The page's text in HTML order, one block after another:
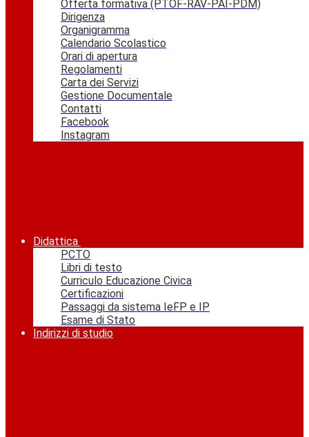
Offerta formativa (PTOF-RAV-PAI-PDM)
Dirigenza
Organigramma
Calendario Scolastico
Orari di apertura
Regolamenti
Carta dei Servizi
Gestione Documentale
Contatti
Facebook
Instagram
Didattica
PCTO
Libri di testo
Curriculo Educazione Civica
Certificazioni
Passaggi da sistema IeFP e IP
Esame di Stato
Indirizzi di studio